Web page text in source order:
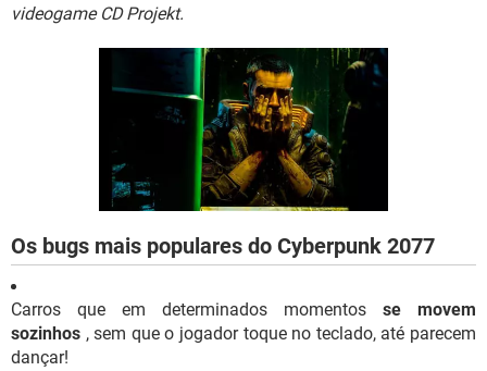
videogame CD Projekt.
Os bugs mais populares do Cyberpunk 2077
Carros que em determinados momentos se movem
sozinhos , sem que o jogador toque no teclado, até parecem
dançar!